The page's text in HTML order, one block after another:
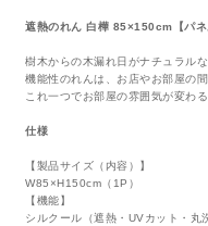
遮熱のれん 白樺 85×150cm【パネ
樹木からの木漏れ日がナチュラル
機能性のれんは、お店やお部屋の
これ一つでお部屋の雰囲気が変わ
仕様
【製品サイズ（内容）】
W85×H150cm（1P）
【機能】
シルクール（遮熱・UVカット・丸